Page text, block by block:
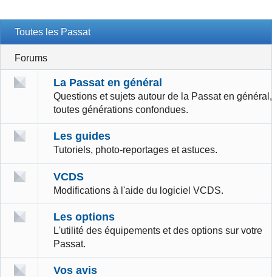
Toutes les Passat
Forums
La Passat en général
Questions et sujets autour de la Passat en général,
toutes générations confondues.
Les guides
Tutoriels, photo-reportages et astuces.
VCDS
Modifications à l'aide du logiciel VCDS.
Les options
L'utilité des équipements et des options sur votre
Passat.
Vos avis